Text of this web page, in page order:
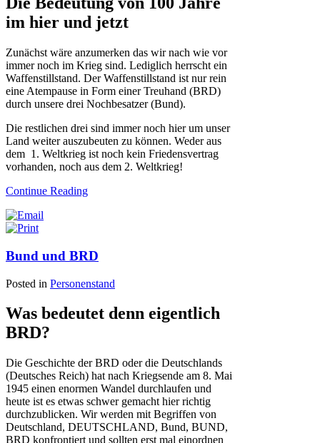
im hier und jetzt
Zunächst wäre anzumerken das wir nach wie vor
immer noch im Krieg sind. Lediglich herrscht ein
Waffenstillstand. Der Waffenstillstand ist nur rein
eine Atempause in Form einer Treuhand (BRD)
durch unsere drei Nochbesatzer (Bund).
Die restlichen drei sind immer noch hier um unser
Land weiter auszubeuten zu können. Weder aus
dem 1. Weltkrieg ist noch kein Friedensvertrag
vorhanden, noch aus dem 2. Weltkrieg!
Continue Reading
Bund und BRD
Posted in Personenstand
Was bedeutet denn eigentlich
BRD?
Die Geschichte der BRD oder die Deutschlands
(Deutsches Reich) hat nach Kriegsende am 8. Mai
1945 einen enormen Wandel durchlaufen und
heute ist es etwas schwer gemacht hier richtig
durchzublicken. Wir werden mit Begriffen von
Deutschland, DEUTSCHLAND, Bund, BUND,
BRD konfrontiert und sollten erst mal einordnen